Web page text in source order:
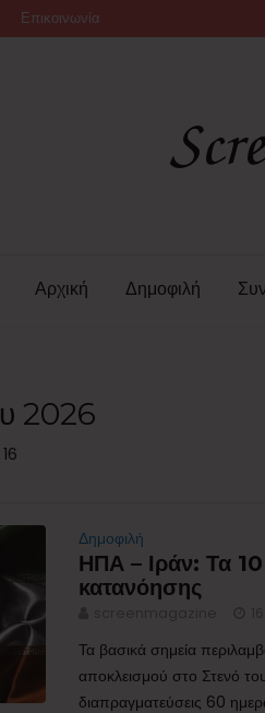
Επικοινωνία
Αρχική Δημοφιλή
2026
16
Δημοφιλή
ΗΠΑ – Ιράν: Τα
κατανόησης
Τα βασικά σημεία
αποκλεισμού στο Στενό
διαπραγματεύσεις 60